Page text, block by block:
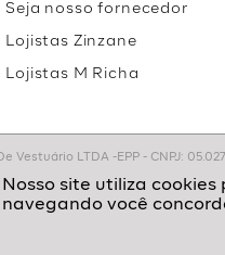
Seja nosso fornecedor
Lojistas Zinzane
Lojistas M Richa
Vestuário LTDA -EPP - CNPJ: